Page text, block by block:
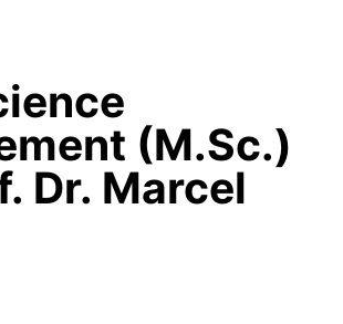
(M.Sc.)
Dr. Marcel